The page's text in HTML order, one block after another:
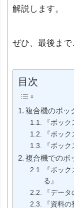
解説します。
ぜひ、最後まで
目次
複合機のボッ
『ボッ
『ボッ
『ボッ
複合機でのボ
『ボッ
る』
『デー
『資料